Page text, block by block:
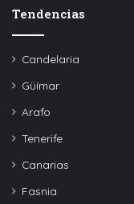
Tendencias
Candelaria
Güímar
Arafo
Tenerife
Canarias
Fasnia